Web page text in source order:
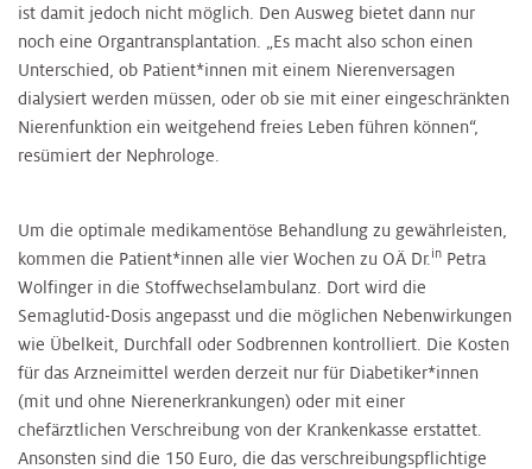
ist damit jedoch nicht möglich. Den Ausweg bietet dann nur
noch eine Organtransplantation. „Es macht also schon einen
Unterschied, ob Patient*innen mit einem Nierenversagen
dialysiert werden müssen, oder ob sie mit einer eingeschränkten
Nierenfunktion ein weitgehend freies Leben führen können“,
resümiert der Nephrologe.
Um die optimale medikamentöse Behandlung zu gewährleisten,
kommen die Patient*innen alle vier Wochen zu OÄ Dr.in Petra
Wolfinger in die Stoffwechselambulanz. Dort wird die
Semaglutid-Dosis angepasst und die möglichen Nebenwirkungen
wie Übelkeit, Durchfall oder Sodbrennen kontrolliert. Die Kosten
für das Arzneimittel werden derzeit nur für Diabetiker*innen
(mit und ohne Nierenerkrankungen) oder mit einer
chefärztlichen Verschreibung von der Krankenkasse erstattet.
Ansonsten sind die 150 Euro, die das verschreibungspflichtige